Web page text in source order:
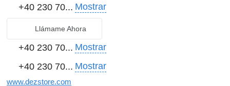
+40 230 70... Mostrar
Llámame Ahora
+40 230 70... Mostrar
+40 230 70... Mostrar
www.dezstore.com